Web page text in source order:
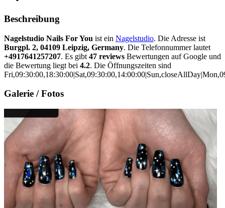
Beschreibung
Nagelstudio Nails For You ist ein Nagelstudio. Die Adresse ist
Burgpl. 2, 04109 Leipzig, Germany. Die Telefonnummer lautet
+4917641257207. Es gibt 47 reviews Bewertungen auf Google und
die Bewertung liegt bei 4.2. Die Öffnungszeiten sind
Galerie / Fotos